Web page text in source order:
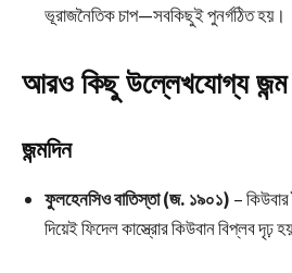
ভূরাজনৈতিক চাপ—সবকিছুই পুনর্গঠিত হয়।
আরও কিছু উল্লেখযোগ্য
জন্মদিন
ফুলহেনসিও বাতিস্তা (জ. ১৯০১) –
দিয়েই ফিদেল কাস্ত্রোর কিউবান বিপ্লব দৃঢ়